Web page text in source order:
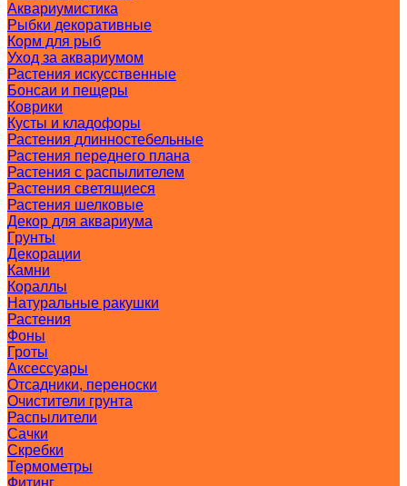
Аквариумистика
Рыбки декоративные
Корм для рыб
Уход за аквариумом
Растения искусственные
Бонсаи и пещеры
Коврики
Кусты и кладофоры
Растения длинностебельные
Растения переднего плана
Растения с распылителем
Растения светящиеся
Растения шелковые
Декор для аквариума
Грунты
Декорации
Камни
Кораллы
Натуральные ракушки
Растения
Фоны
Гроты
Аксессуары
Отсадники, переноски
Очистители грунта
Распылители
Сачки
Скребки
Термометры
Фитинг